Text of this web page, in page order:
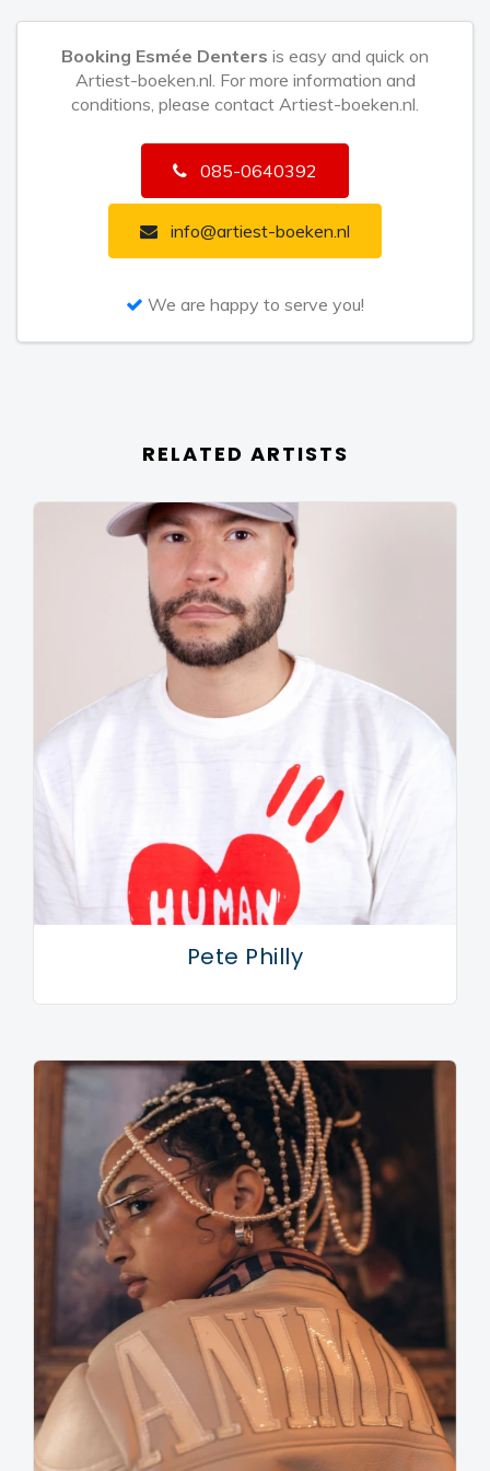
Esmee wordt gevolgd tot de release van haar
debuutalbum. Esmee Denters is voor ongeveer 10
dagen in Amerika geweest om liedjes op te nemen in
de studio (van wie is onbekend). Ook zong Esmee
Denters een liedje in dat is geschreven door Kelly
Rowland van Destiny's Child. Daarna is Esmee een
paar dagen in Zweden geweest om liedjes te
schrijven en op te nemen.
Booking Esmée Denters is easy and quick on
Artiest-boeken.nl. For more information and
conditions, please contact Artiest-boeken.nl.
085-0640392
info@artiest-boeken.nl
We are happy to serve you!
RELATED ARTISTS
Pete Philly